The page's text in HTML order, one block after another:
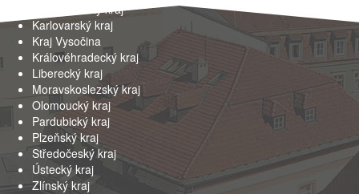
Jihomoravský kraj
Karlovarský kraj
Kraj Vysočina
Královéhradecký kraj
Liberecký kraj
Moravskoslezský kraj
Olomoucký kraj
Pardubický kraj
Plzeňský kraj
Středočeský kraj
Ústecký kraj
Zlínský kraj